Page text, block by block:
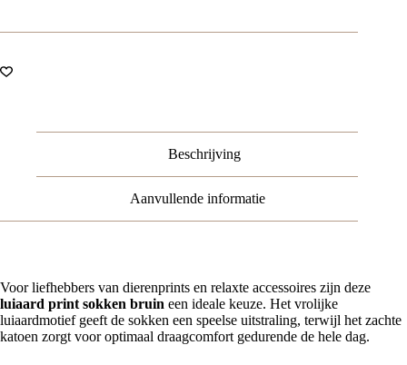
Beschrijving
Aanvullende informatie
Voor liefhebbers van dierenprints en relaxte accessoires zijn deze
luiaard print sokken bruin een ideale keuze. Het vrolijke
luiaardmotief geeft de sokken een speelse uitstraling, terwijl het zachte
katoen zorgt voor optimaal draagcomfort gedurende de hele dag.